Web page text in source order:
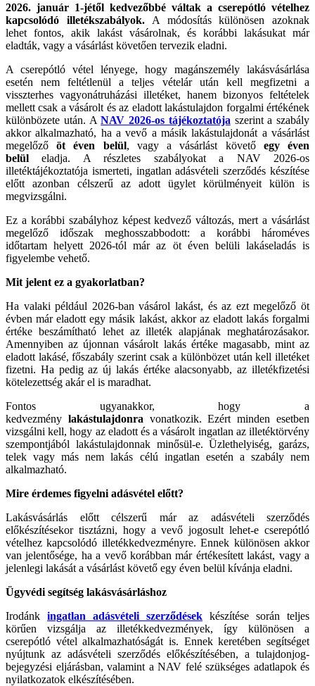
2026. január 1-jétől kedvezőbbé váltak a cserepótló vételhez
kapcsolódó illetékszabályok.A módosítás különösen azoknak
lehet fontos, akik lakást vásárolnak, és korábbi lakásukat már
eladták, vagy a vásárlást követően tervezik eladni.
A cserepótló vétel lényege, hogy magánszemély lakásvásárlása
esetén nem feltétlenül a teljes vételár után kell megfizetni a
visszterhes vagyonátruházási illetéket, hanem bizonyos feltételek
mellett csak a vásárolt és az eladott lakástulajdon forgalmi értékének
különbözete után. ANAV 2026-os tájékoztatója szerint a szabály
akkor alkalmazható, ha a vevő a másik lakástulajdonát a vásárlást
megelőzőöt éven belül, vagy a vásárlást követő egy éven
belül eladja. A részletes szabályokat a NAV 2026-os
illetéktájékoztatója ismerteti, ingatlan adásvételi szerződés készítése
előtt azonban célszerű az adott ügylet körülményeit külön is
megvizsgálni.
Ez a korábbi szabályhoz képest kedvező változás, mert a vásárlást
megelőző időszak meghosszabbodott: a korábbi hároméves
időtartam helyett 2026-tól már az öt éven belüli lakáseladás is
figyelembe vehető.
Mit jelent ez a gyakorlatban?
Ha valaki például 2026-ban vásárol lakást, és az ezt megelőző öt
évben már eladott egy másik lakást, akkor az eladott lakás forgalmi
értéke beszámítható lehet az illeték alapjának meghatározásakor.
Amennyiben az újonnan vásárolt lakás értéke magasabb, mint az
eladott lakásé, főszabály szerint csak a különbözet után kell illetéket
fizetni. Ha pedig az új lakás értéke alacsonyabb, az illetékfizetési
kötelezettség akár el is maradhat.
Fontos ugyanakkor, hogy a
kedvezmény lakástulajdonra vonatkozik. Ezért minden esetben
vizsgálni kell, hogy az eladott és a vásárolt ingatlan az illetéktörvény
szempontjából lakástulajdonnak minősül-e. Üzlethelyiség, garázs,
telek vagy más nem lakás célú ingatlan esetén a szabály nem
alkalmazható.
Mire érdemes figyelni adásvétel előtt?
Lakásvásárlás előtt célszerű már az adásvételi szerződés
előkészítésekor tisztázni, hogy a vevő jogosult lehet-e cserepótló
vételhez kapcsolódó illetékkedvezményre. Ennek különösen akkor
van jelentősége, ha a vevő korábban már értékesített lakást, vagy a
jelenlegi lakását a vásárlást követő egy éven belül kívánja eladni.
Ügyvédi segítség lakásvásárláshoz
Irodánk ingatlan adásvételi szerződések készítése során teljes
körűen vizsgálja az illetékkedvezmények, így különösen a
cserepótló vétel alkalmazhatóságát is. Ennek keretében segítséget
nyújtunk az adásvételi szerződés előkészítésében, a tulajdonjog-
bejegyzési eljárásban, valamint a NAV felé szükséges adatlapok és
nyilatkozatok elkészítésében.